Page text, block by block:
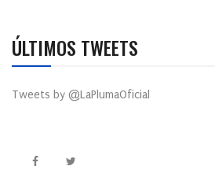
ÚLTIMOS TWEETS
Tweets by @LaPlumaOficial